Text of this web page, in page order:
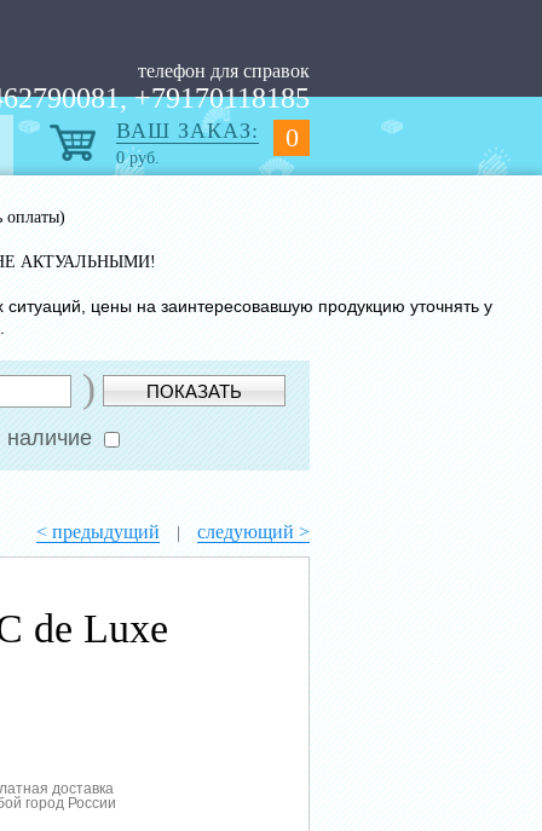
телефон для справок
+79170118185
0
ВАШ ЗАКАЗ:
0руб.
оплаты)
АКТУАЛЬНЫМИ!
цены на заинтересовавшую продукцию уточнять у
) ПОКАЗАТЬ
наличие
< предыдущий | следующий >
de Luxe
доставка
город России